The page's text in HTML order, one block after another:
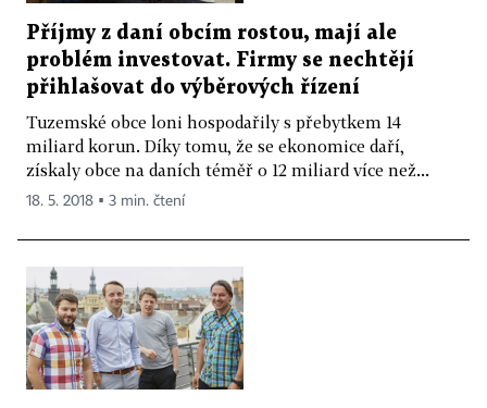
Příjmy z daní obcím rostou, mají ale
problém investovat. Firmy se nechtějí
přihlašovat do výběrových řízení
Tuzemské obce loni hospodařily s přebytkem 14
miliard korun. Díky tomu, že se ekonomice daří,
získaly obce na daních téměř o 12 miliard více než...
18. 5. 2018 ▪ 3 min. čtení